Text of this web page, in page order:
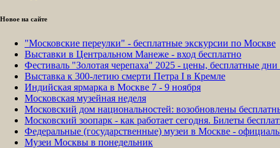
Новое на сайте
"Московские переулки" - бесплатные экскурсии по Москве
Выставки в Центральном Манеже - вход бесплатно
Фестиваль "Золотая черепаха" 2025 - цены, бесплатные
Выставка к 300-летию смерти Петра I в Кремле
Индийская ярмарка в Москве 7 - 9 ноября
Московская музейная неделя
Московский дом национальностей: возобновлены
Московский зоопарк - как работает сегодня. Билеты
Федеральные (государственные) музеи в Москве -
Музеи Москвы в понедельник